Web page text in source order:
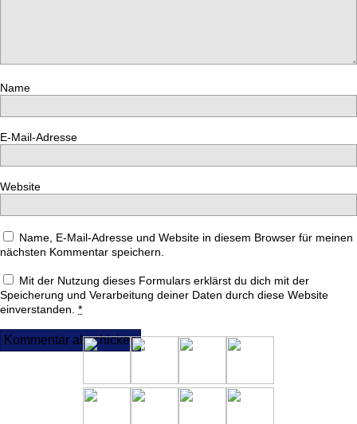
Name
E-Mail-Adresse
Website
Name, E-Mail-Adresse und Website in diesem Browser für meinen
nächsten Kommentar speichern.
Mit der Nutzung dieses Formulars erklärst du dich mit der
Speicherung und Verarbeitung deiner Daten durch diese Website
einverstanden. *